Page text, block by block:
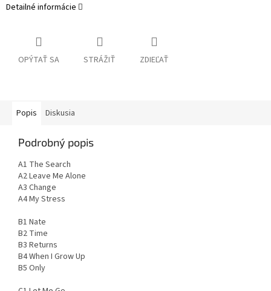
Detailné informácie
OPÝTAŤ SA STRÁŽIŤ ZDIEĽAŤ
Popis Diskusia
Podrobný popis
A1 The Search
A2 Leave Me Alone
A3 Change
A4 My Stress
B1 Nate
B2 Time
B3 Returns
B4 When I Grow Up
B5 Only